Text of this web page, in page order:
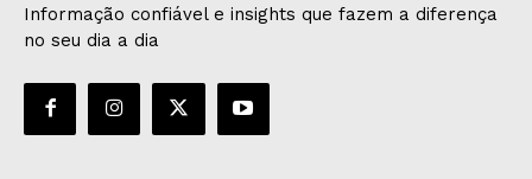
Informação confiável e insights que fazem a diferença
no seu dia a dia